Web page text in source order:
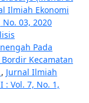
Ilmiah Ekonomi
No. 03, 2020
Pada
Kecamatan
, Jurnal Ilmiah
: Vol. 7, No. 1,